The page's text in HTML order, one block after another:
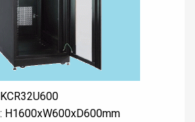
: H1600xW600xD600mm